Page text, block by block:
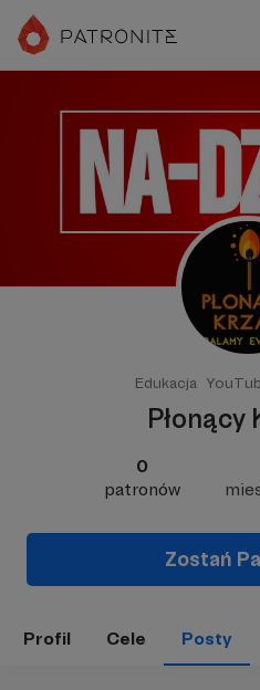
Edukacja
Płonący
0
patronów
Zostań
Profil Cele Posty